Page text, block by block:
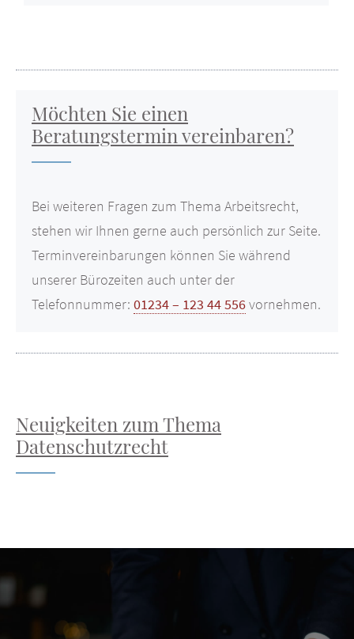
Möchten Sie einen
Beratungstermin vereinbaren?
Bei weiteren Fragen zum Thema Arbeitsrecht,
stehen wir Ihnen gerne auch persönlich zur Seite.
Terminvereinbarungen können Sie während
unserer Bürozeiten auch unter der
Telefonnummer: 01234 – 123 44 556vornehmen.
Neuigkeiten zum Thema
Datenschutzrecht